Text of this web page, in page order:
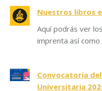
Nuestros libros
Aquí podrás ver
imprenta así
Convocatoria
Universitaria